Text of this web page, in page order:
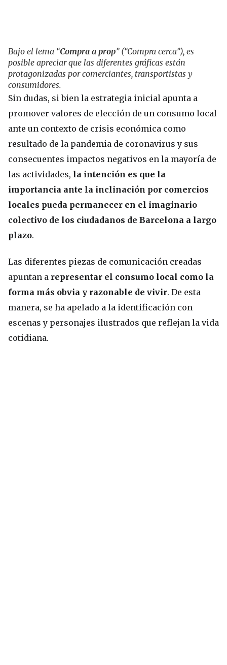
Bajo el lema “Compra a prop” (“Compra cerca”), es
posible apreciar que las diferentes gráficas están
protagonizadas por comerciantes, transportistas y
consumidores.
Sin dudas, si bien la estrategia inicial apunta a
promover valores de elección de un consumo local
ante un contexto de crisis económica como
resultado de la pandemia de coronavirus y sus
consecuentes impactos negativos en la mayoría de
las actividades, la intención es que la
importancia ante la inclinación por comercios
locales pueda permanecer en el imaginario
colectivo de los ciudadanos de Barcelona a largo
plazo.
Las diferentes piezas de comunicación creadas
apuntan a representar el consumo local como la
forma más obvia y razonable de vivir. De esta
manera, se ha apelado a la identificación con
escenas y personajes ilustrados que reflejan la vida
cotidiana.